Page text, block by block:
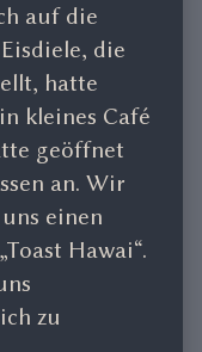
auf die
die
hatte
kleines Café
geöffnet
an. Wir
einen
Hawai“.
zu